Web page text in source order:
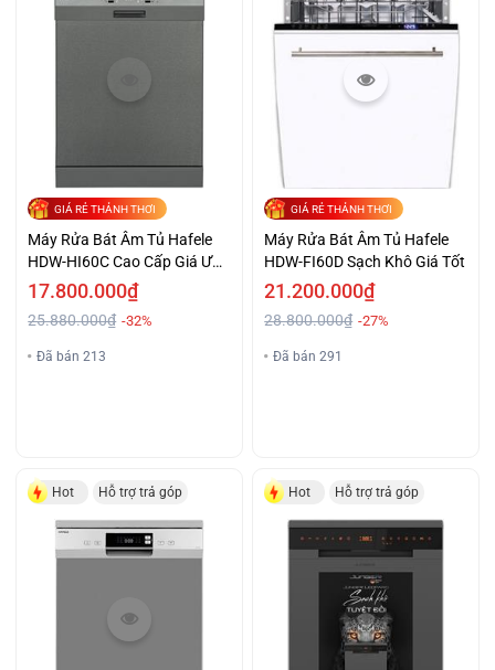
GIÁ RẺ THẢNH THƠI
Máy Rửa Bát Âm Tủ Hafele
HDW-HI60C Cao Cấp Giá Ưu
Đãi
17.800.000₫
25.880.000₫ -32%
Đã bán 213
GIÁ RẺ THẢNH THƠI
Máy Rửa Bát Âm Tủ Hafele
HDW-FI60D Sạch Khô Giá Tốt
21.200.000₫
28.800.000₫ -27%
Đã bán 291
Hot Hỗ trợ trả góp Hot Hỗ trợ trả góp